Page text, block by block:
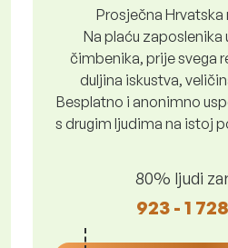
Prosječna
Na plaću zaposlenika
čimbenika, prije svega
duljina iskustva,
Besplatno i anonimno
s drugim ljudima na istoj
80% ljudi
923 - 1